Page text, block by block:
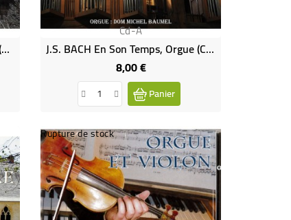
J.S. BACH - Orgue Et Violoncelle (CD)
Cd-A
J.S. BACH En Son Temps, Orgue (CD)
8,00 €Prix
Panier
Rupture de stock